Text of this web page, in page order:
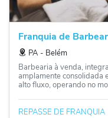
Franquia de
PA ‐ Belém
Barbearia à venda,
amplamente consolidada
alto fluxo, operando no
REPASSE DE FRANQUIA